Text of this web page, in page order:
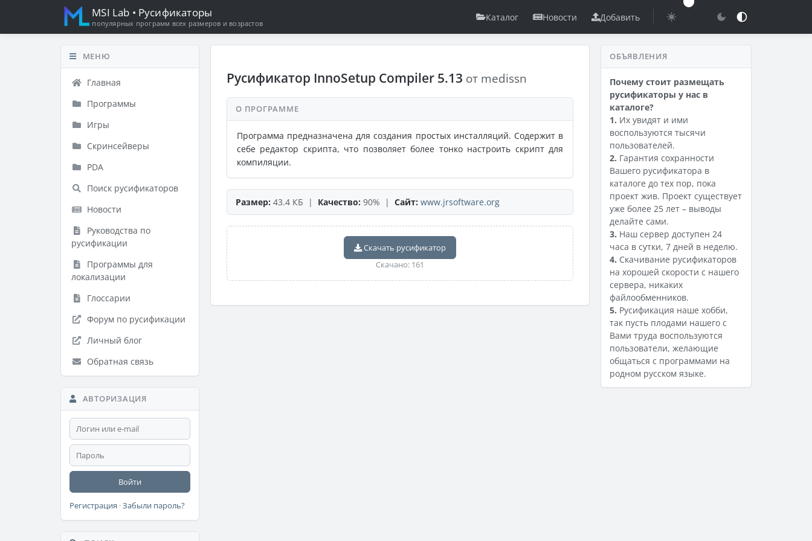
MSI Lab • Русификаторы
популярных программ всех размеров и возрастов
Каталог Новости Добавить
МЕНЮ
Главная
Программы
Игры
Скринсейверы
PDA
Поиск русификаторов
Новости
Руководства по
русификации
Программы для
локализации
Глоссарии
Форум по русификации
Личный блог
Обратная связь
АВТОРИЗАЦИЯ
Войти
Регистрация ·Забыли пароль?
Русификатор InnoSetup Compiler 5.13 от medissn
О ПРОГРАММЕ
Программа предназначена для создания простых инсталляций. Содержит в
себе редактор скрипта, что позволяет более тонко настроить скрипт для
компиляции.
Размер: 43.4 КБ | Качество: 90% | Сайт: www.jrsoftware.org
Скачать русификатор
Скачано: 161
ОБЪЯВЛЕНИЯ
Почему стоит размещать
русификаторы у нас в
каталоге?
1. Их увидят и ими
воспользуются тысячи
пользователей.
2. Гарантия сохранности
Вашего русификатора в
каталоге до тех пор, пока
проект жив. Проект существует
уже более 25 лет – выводы
делайте сами.
3. Наш сервер доступен 24
часа в сутки, 7 дней в неделю.
4. Скачивание русификаторов
на хорошей скорости с нашего
сервера, никаких
файлообменников.
5. Русификация наше хобби,
так пусть плодами нашего с
Вами труда воспользуются
пользователи, желающие
общаться с программами на
родном русском языке.